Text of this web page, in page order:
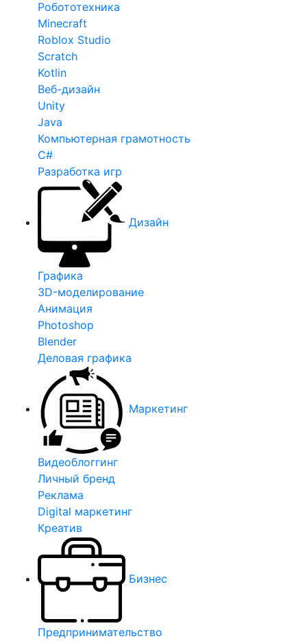
Робототехника
Minecraft
Roblox Studio
Scratch
Kotlin
Веб-дизайн
Unity
Java
Компьютерная грамотность
C#
Разработка игр
Дизайн
Графика
3D-моделирование
Анимация
Photoshop
Blender
Деловая графика
Маркетинг
Видеоблоггинг
Личный бренд
Реклама
Digital маркетинг
Креатив
Бизнес
Предпринимательство